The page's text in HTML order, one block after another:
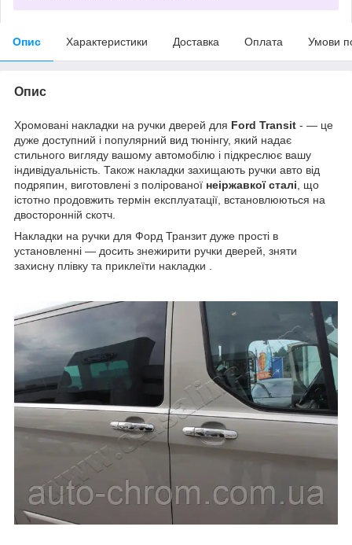
Опис Характеристики Доставка Оплата Умови
Опис
Хромовані накладки на ручки дверей для Ford Transit - — це
дуже доступний і популярний вид тюнінгу, який надає
стильного вигляду вашому автомобілю і підкреслює вашу
індивідуальність. Також накладки захищають ручки авто від
подряпин, виготовлені з полірованої неіржавкої сталі , що
істотно продовжить термін експлуатації, встановлюються на
двосторонній скотч.
Накладки на ручки для Форд Транзит дуже прості в
установленні — досить знежирити ручки дверей, зняти
захисну плівку та приклеїти накладки .